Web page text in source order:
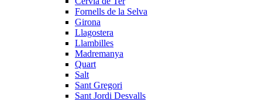
Fornells de la Selva
Girona
Llagostera
Llambilles
Madremanya
Quart
Salt
Sant Gregori
Sant Jordi Desvalls